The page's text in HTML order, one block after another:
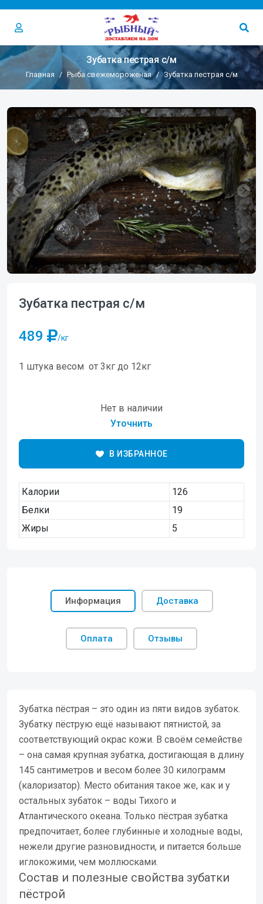
Зубатка пестрая с/м
Главная Рыба свежемороженая Зубатка пестрая с/м
Зубатка пестрая с/м
489 /кг
1 штука весом от 3кг до 12кг
Нет в наличии
Уточнить
В ИЗБРАННОЕ
Калории
126
Белки
19
Жиры
5
Информация Доставка
Оплата Отзывы
Зубатка пёстрая – это один из пяти видов зубаток.
Зубатку пёструю ещё называют пятнистой, за
соответствующий окрас кожи. В своём семействе
– она самая крупная зубатка, достигающая в длину
145 сантиметров и весом более 30 килограмм
(калоризатор). Место обитания такое же, как и у
остальных зубаток – воды Тихого и
Атлантического океана. Только пёстрая зубатка
предпочитает, более глубинные и холодные воды,
нежели другие разновидности, и питается больше
иглокожими, чем моллюсками.
Состав и полезные свойства зубатки
пёстрой